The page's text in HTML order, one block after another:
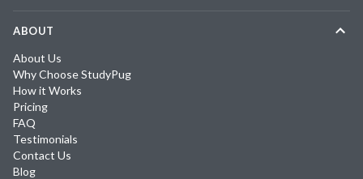
ABOUT
About Us
Why Choose StudyPug
How it Works
Pricing
FAQ
Testimonials
Contact Us
Blog